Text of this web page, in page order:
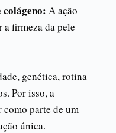
A ação
a firmeza da pele
genética, rotina
Por isso, a
parte de um
única.